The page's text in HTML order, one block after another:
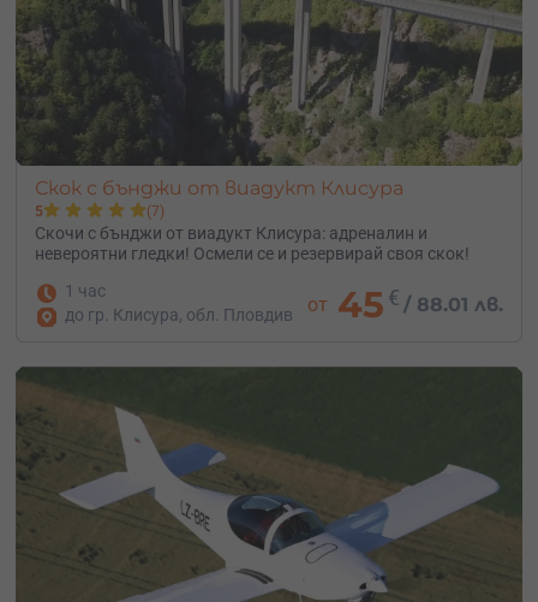
Скок с бънджи от виадукт Клисура
5 (7)
Скочи с бънджи от виадукт Клисура: адреналин и
невероятни гледки! Осмели се и резервирай своя скок!
1 час
до гр. Клисура, обл. Пловдив
от 45 € / 88.01 лв.